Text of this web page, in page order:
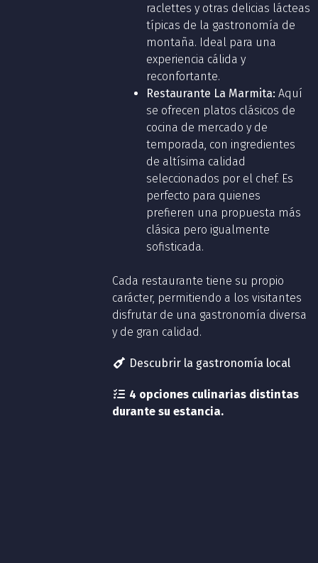
raclettes y otras delicias lácteas
típicas de la gastronomía de
montaña. Ideal para una
experiencia cálida y
reconfortante.
Restaurante La Marmita: Aquí
se ofrecen platos clásicos de
cocina de mercado y de
temporada, con ingredientes
de altísima calidad
seleccionados por el chef. Es
perfecto para quienes
prefieren una propuesta más
clásica pero igualmente
sofisticada.
Cada restaurante tiene su propio
carácter, permitiendo a los visitantes
disfrutar de una gastronomía diversa
y de gran calidad.
Descubrir la gastronomía local
4 opciones culinarias distintas
durante su estancia.